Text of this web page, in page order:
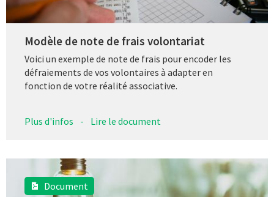
Modèle de note de frais volontariat
Voici un exemple de note de frais pour encoder les
défraiements de vos volontaires à adapter en
fonction de votre réalité associative.
Plus d'infos - Lire le document
Document